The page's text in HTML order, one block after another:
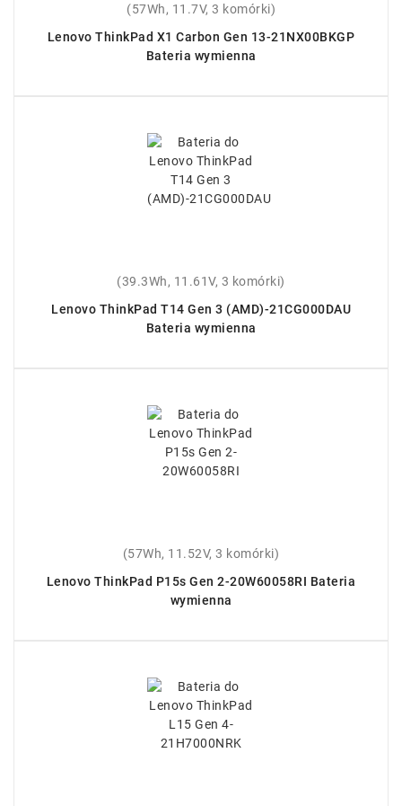
(57Wh, 11.7V, 3 komórki)
Lenovo ThinkPad X1 Carbon Gen 13-21NX00BKGP
Bateria wymienna
(39.3Wh, 11.61V, 3 komórki)
Lenovo ThinkPad T14 Gen 3 (AMD)-21CG000DAU
Bateria wymienna
(57Wh, 11.52V, 3 komórki)
Lenovo ThinkPad P15s Gen 2-20W60058RI Bateria
wymienna